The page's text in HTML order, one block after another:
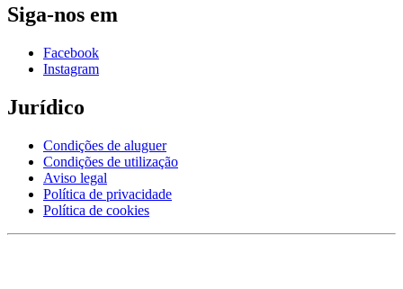
Siga-nos em
Facebook
Instagram
Jurídico
Condições de aluguer
Condições de utilização
Aviso legal
Política de privacidade
Política de cookies